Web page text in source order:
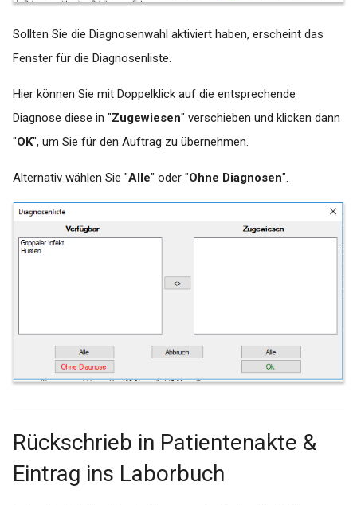
Sollten Sie die Diagnosenwahl aktiviert haben, erscheint das
Fenster für die Diagnosenliste.
Hier können Sie mit Doppelklick auf die entsprechende
Diagnose diese in "Zugewiesen" verschieben und klicken dann
"OK", um Sie für den Auftrag zu übernehmen.
Alternativ wählen Sie "Alle" oder "Ohne Diagnosen".
Rückschrieb in Patientenakte &
Eintrag ins Laborbuch